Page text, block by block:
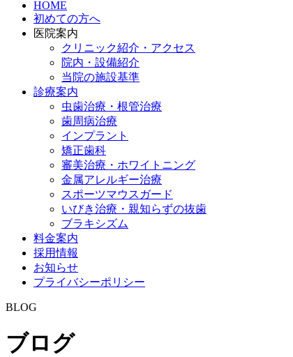
HOME
初めての方へ
医院案内
クリニック紹介・アクセス
院内・設備紹介
当院の施設基準
診療案内
虫歯治療・根管治療
歯周病治療
インプラント
矯正歯科
審美治療・ホワイトニング
金属アレルギー治療
スポーツマウスガード
いびき治療・親知らずの抜歯
ブラキシズム
料金案内
採用情報
お知らせ
プライバシーポリシー
BLOG
ブログ